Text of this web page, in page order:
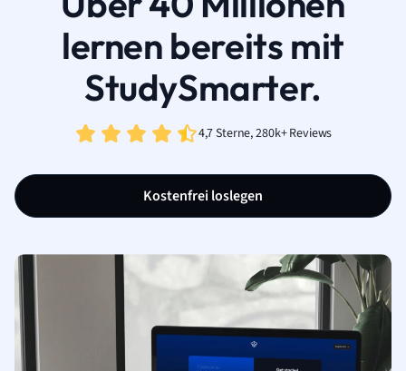
lernen bereits mit
StudySmarter.
4,7 Sterne, 280k+ Reviews
Kostenfrei loslegen